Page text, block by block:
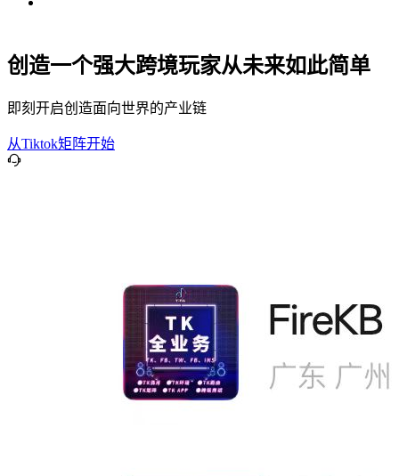
创造一个强大跨境玩家从未来如此简单
即刻开启创造面向世界的产业链
从Tiktok矩阵开始